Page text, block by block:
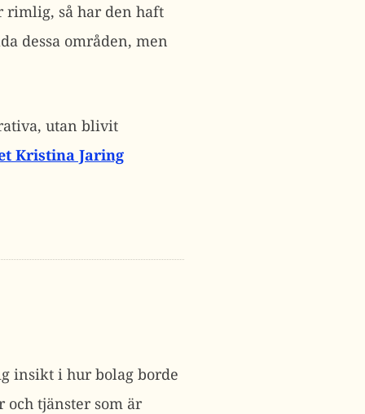
rimlig, så har den haft
dessa områden, men
utan blivit
Kristina Jaring
insikt i hur bolag borde
och tjänster som är